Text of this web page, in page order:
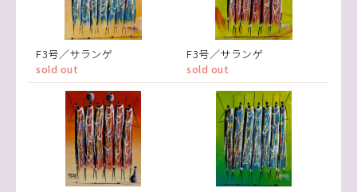
F3号／サランゲ
sold out
F3号／サランゲ
sold out